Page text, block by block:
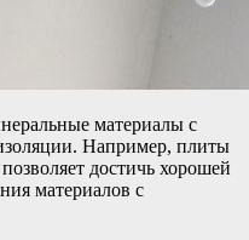
материалы с
Например, плиты
достичь хорошей
материалов с